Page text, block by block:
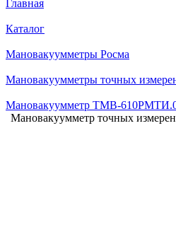
Главная
Каталог
Мановакуумметры Росма
Мановакуумметры точных
Мановакуумметр ТМВ-
Мановакуумметр точных